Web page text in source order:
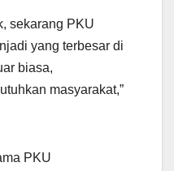
sekarang PKU
yang terbesar di
biasa,
masyarakat,”
PKU